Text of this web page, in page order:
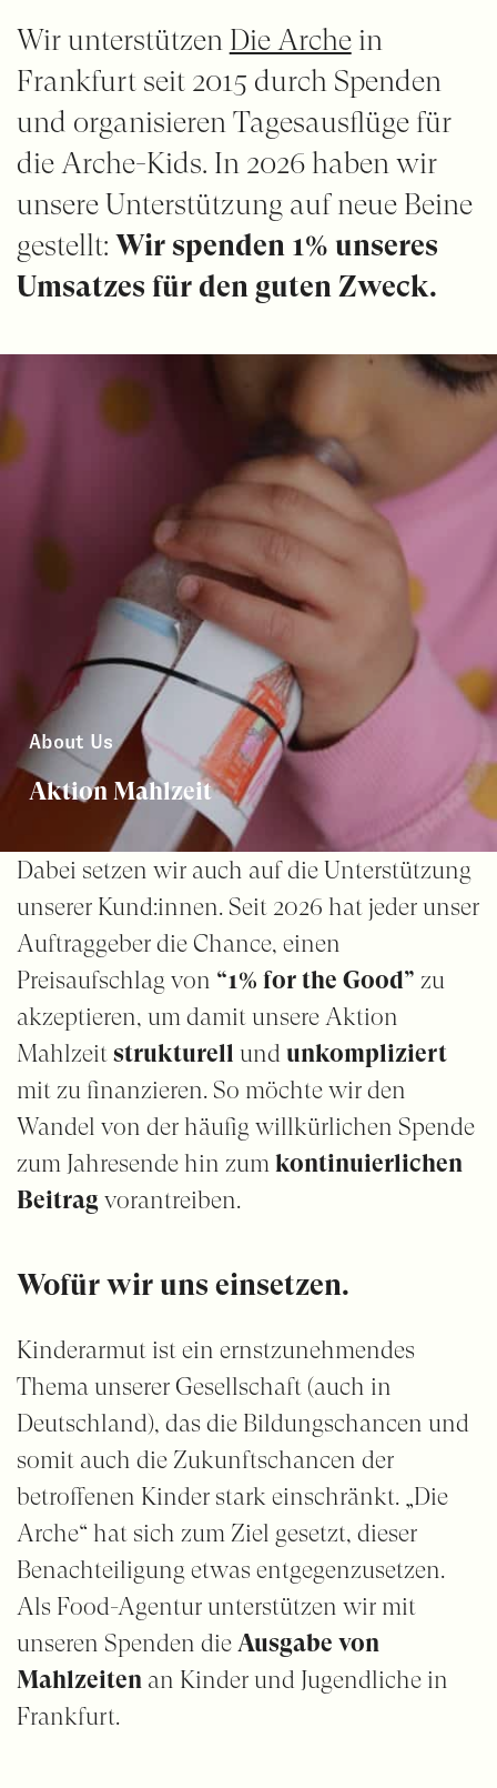
Wir unterstützen Die Archein
Frankfurt seit 2015 durch Spenden
und organisieren Tagesausflüge für
die Arche-Kids. In 2026 haben wir
unsere Unterstützung auf neue Beine
gestellt: Wir spenden 1% unseres
Umsatzes für den guten Zweck.
About Us
Aktion Mahlzeit
Dabei setzen wir auch auf die Unterstützung
unserer Kund:innen. Seit 2026 hat jeder unser
Auftraggeber die Chance, einen
Preisaufschlag von “1% for the Good” zu
akzeptieren, um damit unsere Aktion
Mahlzeit strukturell und unkompliziert
mit zu finanzieren. So möchte wir den
Wandel von der häufig willkürlichen Spende
zum Jahresende hin zum kontinuierlichen
Beitrag vorantreiben.
Wofür wir uns einsetzen.
Kinderarmut ist ein ernstzunehmendes
Thema unserer Gesellschaft (auch in
Deutschland), das die Bildungschancen und
somit auch die Zukunftschancen der
betroffenen Kinder stark einschränkt. „Die
Arche“ hat sich zum Ziel gesetzt, dieser
Benachteiligung etwas entgegenzusetzen.
Als Food-Agentur unterstützen wir mit
unseren Spenden die Ausgabe von
Mahlzeiten an Kinder und Jugendliche in
Frankfurt.